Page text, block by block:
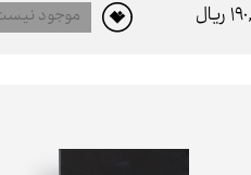
ريال
موجود